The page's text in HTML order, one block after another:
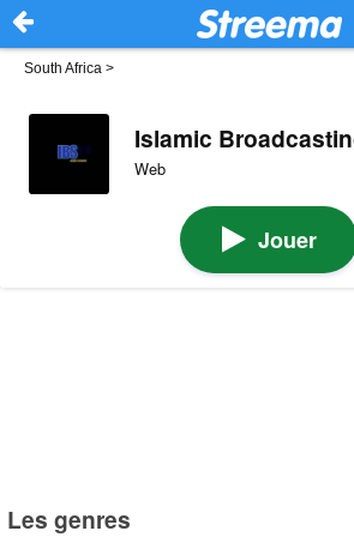
South Africa >
Islamic
Web
Jouer
Les genres